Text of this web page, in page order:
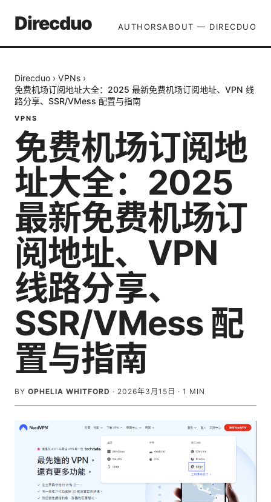
Direcduo AUTHORSABOUT — DIRECDUO
Direcduo › VPNs ›
免费机场订阅地址大全：2025 最新免费机场订阅地址、VPN 线
路分享、SSR/VMess 配置与指南
VPNS
免费机场订阅地
址大全：2025
最新免费机场订
阅地址、VPN
线路分享、
SSR/VMess 配
置与指南
BY OPHELIA WHITFORD · 2026年3月15日 · 1 MIN